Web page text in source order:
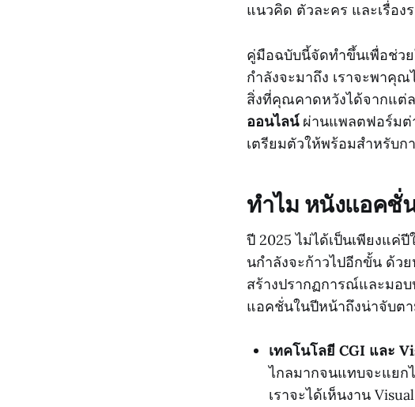
แนวคิด ตัวละคร และเรื่อ
คู่มือฉบับนี้จัดทำขึ้นเพื่อช่ว
กำลังจะมาถึง เราจะพาคุ
สิ่งที่คุณคาดหวังได้จากแต่ล
ออนไลน์ผ่านแพลตฟอร์มต่
เตรียมตัวให้พร้อมสำหรับ
ทำไม หนังแอคชั่
ปี 2025 ไม่ได้เป็นเพียงแ
นกำลังจะก้าวไปอีกขั้น ด้ว
สร้างปรากฏการณ์และมอ
แอคชั่นในปีหน้าถึงน่าจับตา
เทคโนโลยี CGI และ
ไกลมากจนแทบจะแยก
เราจะได้เห็นงาน